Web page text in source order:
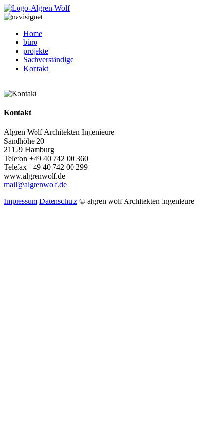
Home
büro
projekte
Sachverständige
Kontakt
Kontakt
Algren Wolf Architekten Ingenieure
Sandhöhe 20
21129 Hamburg
Telefon +49 40 742 00 360
Telefax +49 40 742 00 299
www.algrenwolf.de
mail@algrenwolf.de
Impressum Datenschutz © algren wolf Architekten Ingenieure